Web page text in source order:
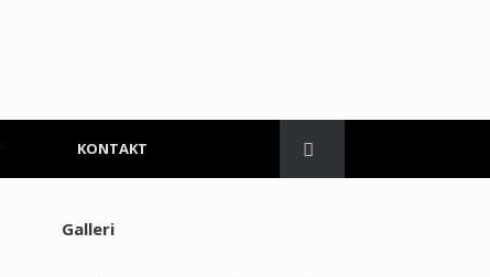
KONTAKT
Galleri